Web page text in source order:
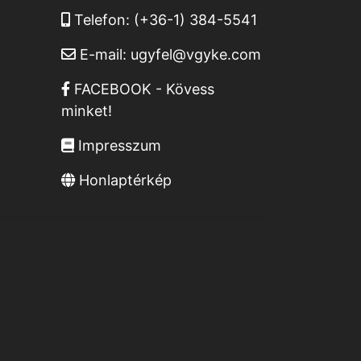
Telefon: (+36-1) 384-5541
E-mail: ugyfel@vgyke.com
FACEBOOK - Kövess
minket!
Impresszum
Honlaptérkép